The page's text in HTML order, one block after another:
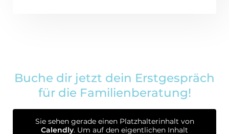
Buche dir jetzt dein Erstgespräch
für die Familienberatung!
Sie sehen gerade einen Platzhalterinhalt von
Calendly. Um auf den eigentlichen Inhalt